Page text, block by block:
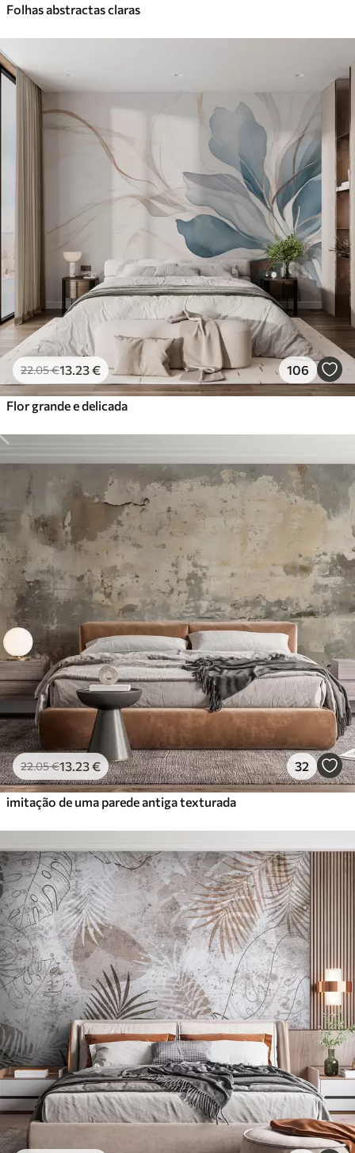
Folhas abstractas claras
22.05€13 .23€ 106
Flor grande e delicada
22.05€13 .23€ 32
imitação de uma parede antiga texturada